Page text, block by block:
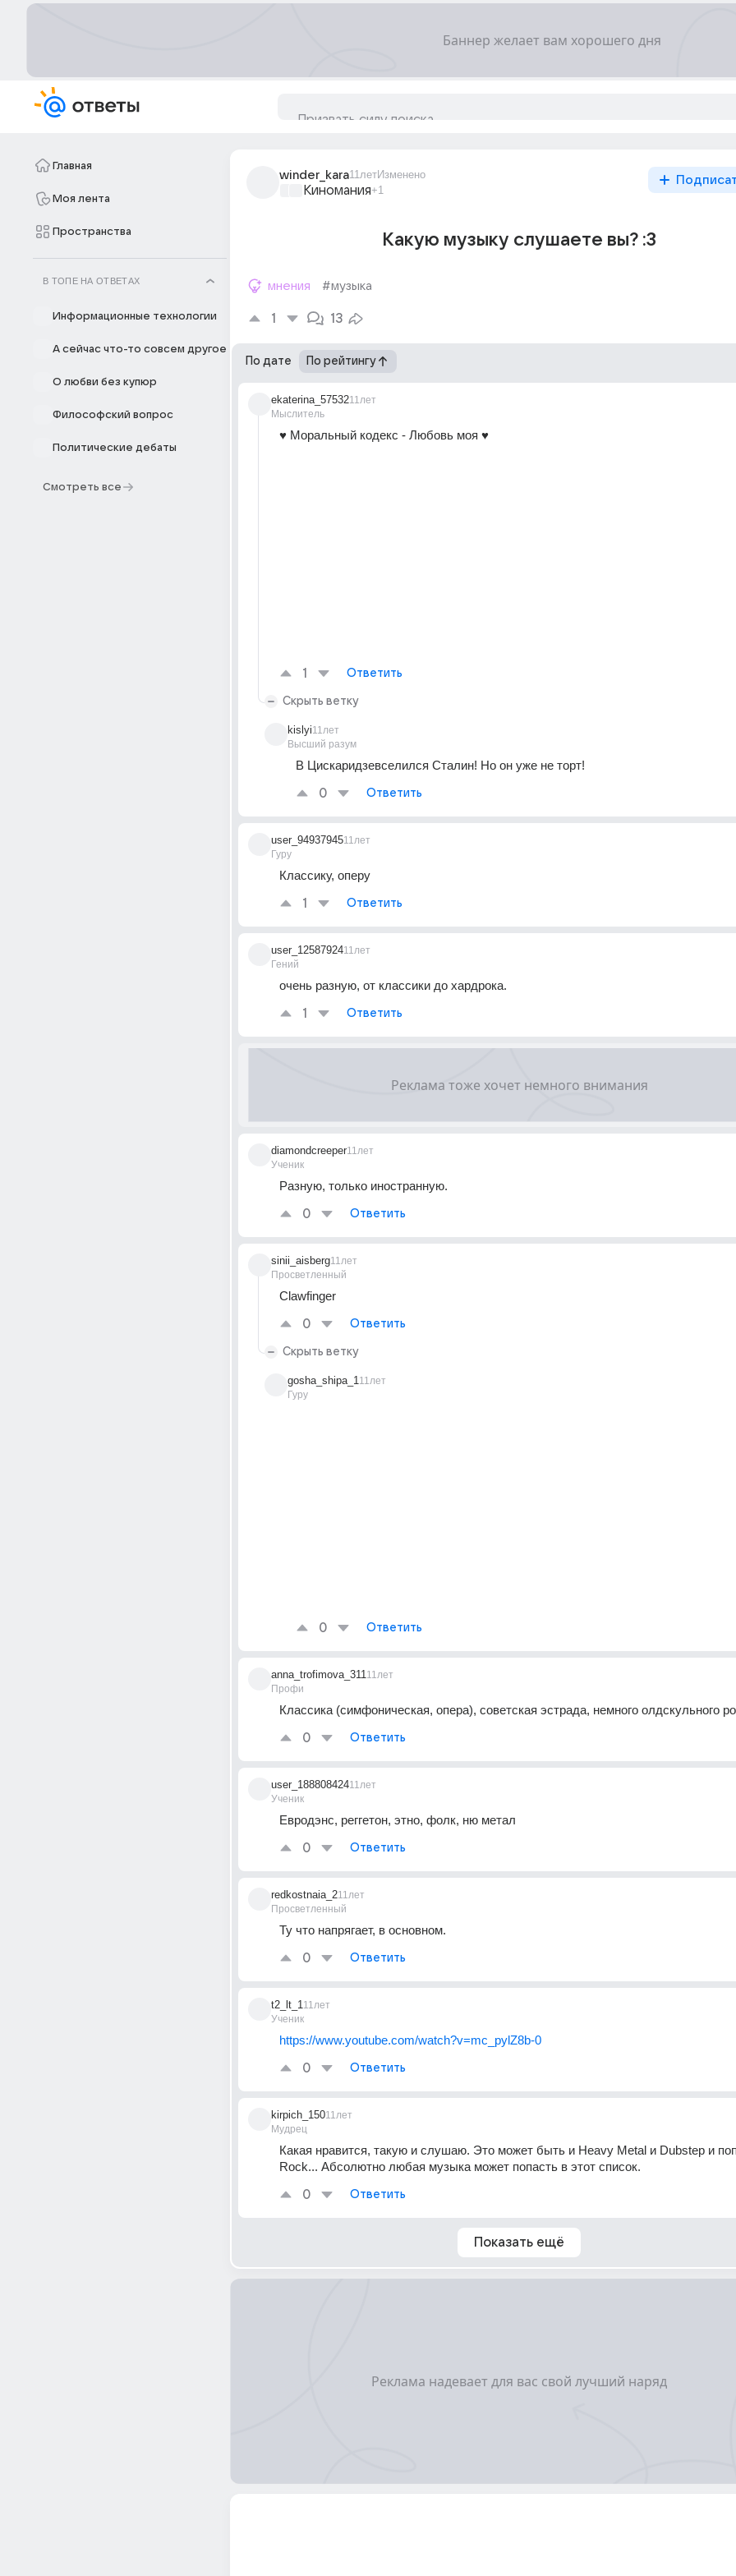
Главная
Моя лента
Пространства
В ТОПЕ НА ОТВЕТАХ
Информационные технологии
А сейчас что-то совсем другое
О любви без купюр
Философский вопрос
Политические дебаты
Смотреть все
winder_kara11летИзменено
Киномания+1
Какую музыку слушаете вы? :3
мнения #музыка
1 13
По дате По рейтингу
ekaterina_57532
Мыслитель
11лет
♥ Моральный кодекс - Любовь моя ♥
1 Ответить
Скрыть ветку
kislyi
Высший разум
11лет
В Цискаридзевселился Сталин! Но он уже не торт!
0 Ответить
user_94937945
Гуру
11лет
Классику, оперу
1 Ответить
user_12587924
Гений
11лет
очень разную, от классики до хардрока.
1 Ответить
diamondcreeper
Ученик
11лет
Разную, только иностранную.
0 Ответить
sinii_aisberg
Просветленный
11лет
Clawfinger
0 Ответить
Скрыть ветку
gosha_shipa_1
Гуру
11лет
0 Ответить
anna_trofimova_311
Профи
11лет
Классика (симфоническая, опера), советская эстрада, немного олдскульного
0 Ответить
user_188808424
Ученик
11лет
Евродэнс, реггетон, этно, фолк, ню метал
0 Ответить
redkostnaia_2
Просветленный
11лет
Ту что напрягает, в основном.
0 Ответить
t2_lt_1
Ученик
11лет
https://www.youtube.com/watch?v=mc_pylZ8b-0
0 Ответить
kirpich_150
Мудрец
11лет
Какая нравится, такую и слушаю. Это может быть и Heavy Metal и Dubstep и
Rock... Абсолютно любая музыка может попасть в этот список.
0 Ответить
Показать ещё